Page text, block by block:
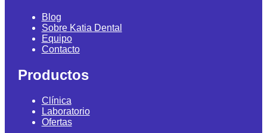
Blog
Sobre Katia Dental
Equipo
Contacto
Productos
Clínica
Laboratorio
Ofertas